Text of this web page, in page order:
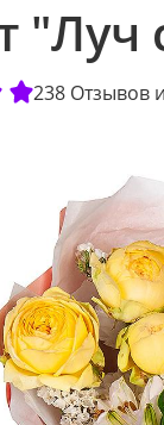
"Луч
238 Отзывов